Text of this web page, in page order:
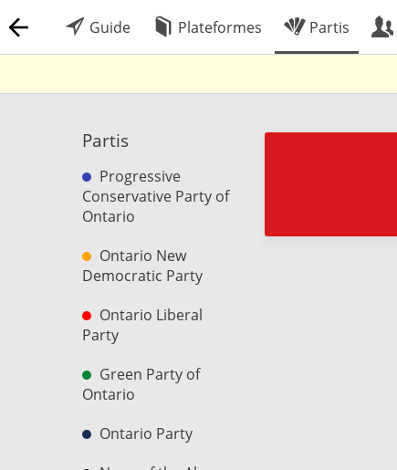
Guide Plateformes Partis
Partis
Progressive
Conservative Party of
Ontario
Ontario New
Democratic Party
Ontario Liberal
Party
Green Party of
Ontario
Ontario Party